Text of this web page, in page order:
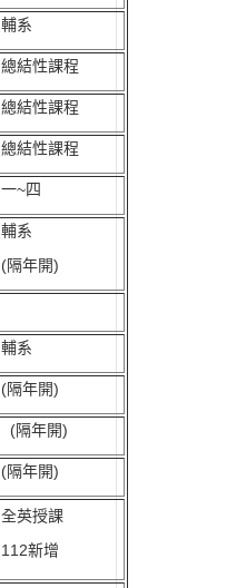
輔系
總結性課程
總結性課程
總結性課程
一~四
輔系
(隔年開)
輔系
(隔年開)
(隔年開)
(隔年開)
全英授課
112新增